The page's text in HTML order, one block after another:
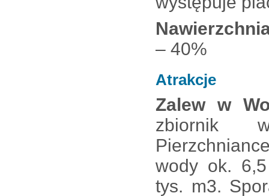
– 40%
Atrakcje
Zalew w
zbiornik
wody ok.
tys. m3.